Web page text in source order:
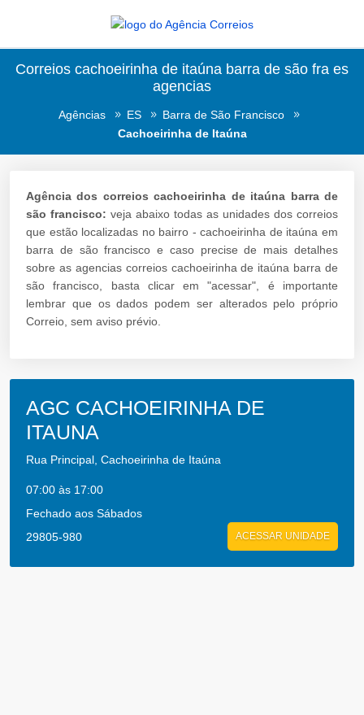
Correios cachoeirinha de itaúna barra de são fra es
agencias
Agências ES
Barra de São Francisco
Cachoeirinha de Itaúna
Agência dos correios cachoeirinha de itaúna barra de
são francisco: veja abaixo todas as unidades dos correios
que estão localizadas no bairro - cachoeirinha de itaúna em
barra de são francisco e caso precise de mais detalhes
sobre as agencias correios cachoeirinha de itaúna barra de
são francisco, basta clicar em "acessar", é importante
lembrar que os dados podem ser alterados pelo próprio
Correio, sem aviso prévio.
AGC CACHOEIRINHA DE
ITAUNA
Rua Principal, Cachoeirinha de Itaúna
07:00 às 17:00
Fechado aos Sábados
29805-980
ACESSAR UNIDADE